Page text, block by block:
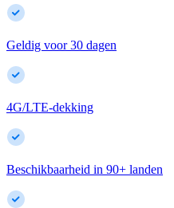
Geldig voor 30 dagen
4G/LTE-dekking
Beschikbaarheid in 90+ landen